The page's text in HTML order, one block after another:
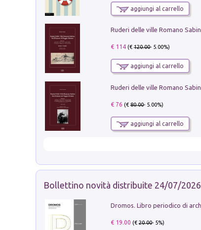
aggiungi al carrello
€ 114(€120.00- 5.00%)
aggiungi al carrello
€ 76 (€80.00- 5.00%)
aggiungi al carrello
Bollettino novità distribuite 24/07/2026
€ 19.00 (€20.00- 5%)